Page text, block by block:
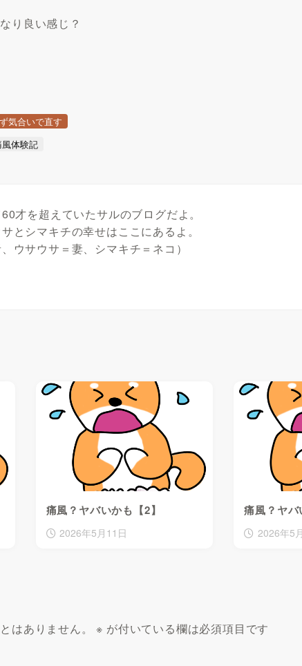
り良い感じ？
気合いで直す
風体験記
才を超えていたサルのブログだよ。
とシマキチの幸せはここにあるよ。
、ウサウサ＝妻、シマキチ＝ネコ）
痛風？ヤバいかも【2】
2026年5月11日
痛風？ヤバ
2026年5
はありません。 ※ が付いている欄は必須項目です